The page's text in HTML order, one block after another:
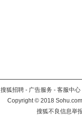
搜狐招聘 - 广告服务 - 客服中心
Copyright©2018
搜狐不良信息举